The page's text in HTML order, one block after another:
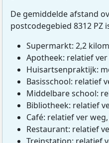
De gemiddelde afstand
postcodegebied 8312 PZ
Supermarkt: 2,2
Apotheek: relatief
Huisartsenpraktijk:
Basisschool: relatief
Middelbare school:
Bibliotheek: relatief
Café: relatief ver
Restaurant: relatief